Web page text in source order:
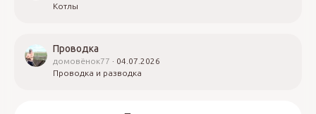
Котлы
Проводка
домовёнок77
04.07.2026
Проводка и разводка